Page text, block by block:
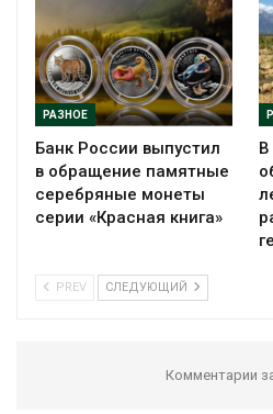
РАЗНОЕ
Банк России выпустил
в обращение памятные
серебряные монеты
серии «Красная книга»
PREV СЛЕДУЮЩИЙ
Комментарии